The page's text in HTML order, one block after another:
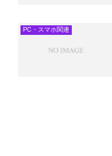
PC・スマホ関連